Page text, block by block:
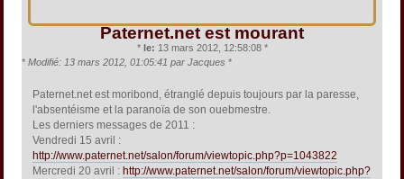
Paternet.net est mourant
* le: 13 mars 2012, 12:58:08 *
* Modifié: 13 mars 2012, 01:05:41 par Jacques *
Paternet.net est moribond, étranglé depuis toujours par la paresse,
l'absentéisme et la paranoïa de son ouebmestre.
Les derniers messages de 2011 :
Vendredi 15 avril :
http://www.paternet.net/salon/forum/viewtopic.php?p=1043822
Mercredi 20 avril : http://www.paternet.net/salon/forum/viewtopic.php?